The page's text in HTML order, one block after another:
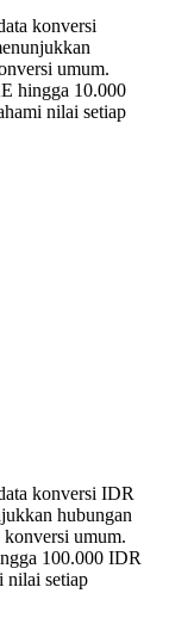
konversi
umum.
hingga 10.000
nilai setiap
konversi IDR
hubungan
umum.
100.000 IDR
nilai setiap